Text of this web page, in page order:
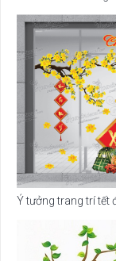
Ý tưởng trang trí tết